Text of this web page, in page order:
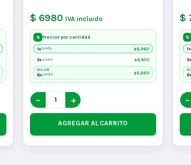
$ 6980 IVA incluido
% Precios por cantidad
1+unds $6,980
3+unds $6,850
MEJOR
6+unds $6,660
− +
AGREGAR AL CARRITO
$
%
1+
3+
−